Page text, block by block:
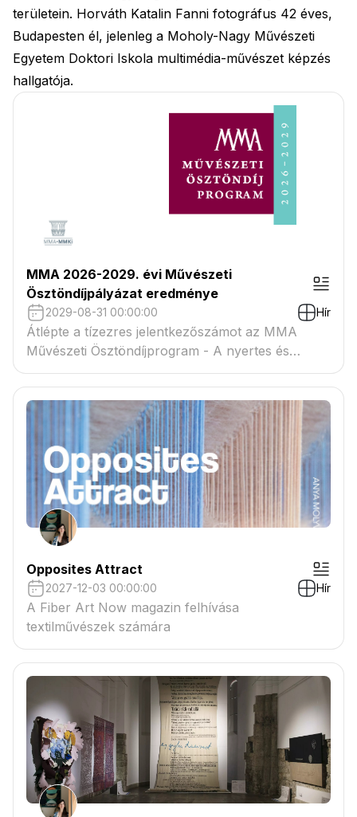
területein. Horváth Katalin Fanni fotográfus 42 éves,
Budapesten él, jelenleg a Moholy-Nagy Művészeti
Egyetem Doktori Iskola multimédia-művészet képzés
hallgatója.
MMA 2026-2029. évi Művészeti
Ösztöndíjpályázat eredménye
2029-08-31 00:00:00 Hír
Átlépte a tízezres jelentkezőszámot az MMA
Művészeti Ösztöndíjprogram - A nyertes és
tartaléklistás pályázók névsora megtekinthető a
csatolmányban
Opposites Attract
2027-12-03 00:00:00 Hír
A Fiber Art Now magazin felhívása
textilművészek számára